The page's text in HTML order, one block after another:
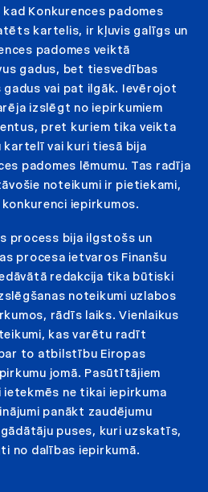
Konkurences padomes
kartelis, ir kļuvis galīgs un
padomes veiktā
gadus, bet tiesvedības
vai pat ilgāk. Ievērojot
izslēgt no iepirkumiem
pret kuriem tika veikta
kartelī vai kuri tiesā bija
padomes lēmumu. Tas radīja
noteikumi ir pietiekami,
iepirkumos.
process bija ilgstošs un
procesa ietvaros Finanšu
redakcija tika būtiski
noteikumi uzlabos
rādīs laiks. Vienlaikus
kas varētu radīt
to atbilstību Eiropas
jomā. Pasūtītājiem
ne tikai iepirkuma
panākt zaudējumu
puses, kuri uzskatīs,
no dalības iepirkumā.